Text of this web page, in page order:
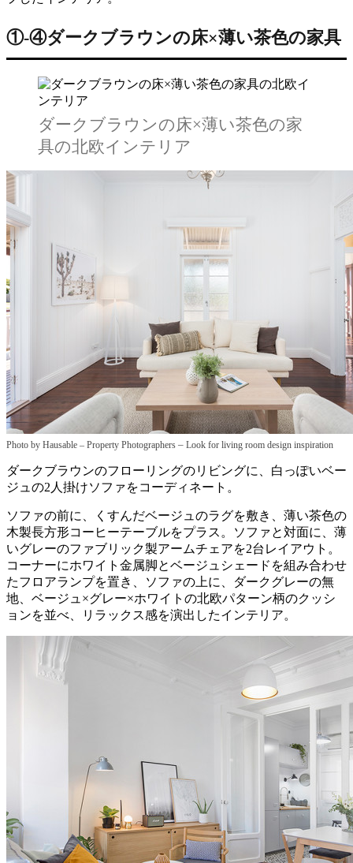
①‐④ダークブラウンの床×薄い茶色の家具
ダークブラウンの床×薄い茶色の家
具の北欧インテリア
Photo by Hausable – Property Photographers – Look for living room design inspiration
ダークブラウンのフローリングのリビングに、白っぽいベー
ジュの2人掛けソファをコーディネート。
ソファの前に、くすんだベージュのラグを敷き、薄い茶色の
木製長方形コーヒーテーブルをプラス。ソファと対面に、薄
いグレーのファブリック製アームチェアを2台レイアウト。
コーナーにホワイト金属脚とベージュシェードを組み合わせ
たフロアランプを置き、ソファの上に、ダークグレーの無
地、ベージュ×グレー×ホワイトの北欧パターン柄のクッシ
ョンを並べ、リラックス感を演出したインテリア。